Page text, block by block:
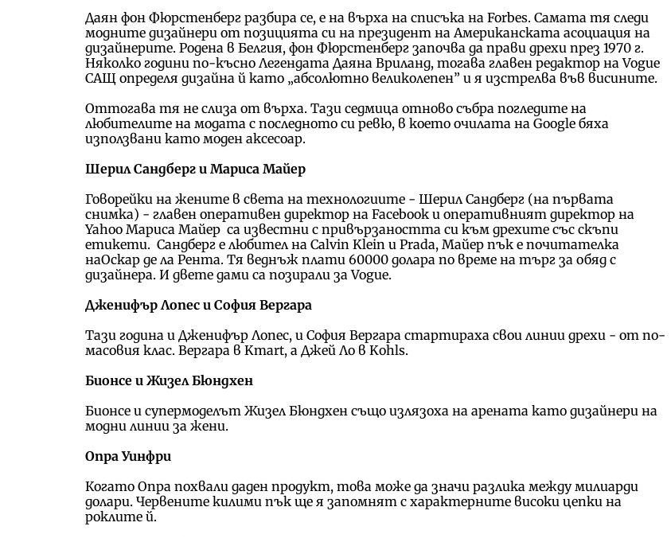
Даян фон Фюрстенберг разбира се, е на върха на списъка на Forbes. Самата тя следи
модните дизайнери от позицията си на президент на Американската асоциация на
дизайнерите. Родена в Белгия, фон Фюрстенберг започва да прави дрехи през 1970 г.
Няколко години по-късно Легендата Даяна Вриланд, тогава главен редактор на Vogue
САЩ определя дизайна й като „абсолютно великолепен” и я изстрелва във висините.
Оттогава тя не слиза от върха. Тази седмица отново събра погледите на
любителите на модата с последното си ревю, в което очилата на Google бяха
използвани като моден аксесоар.
Шерил Сандберг и Мариса Майер
Говорейки на жените в света на технологиите - Шерил Сандберг (на първата
снимка) - главен оперативен директор на Facebook и оперативният директор на
Yahoo Мариса Майер са известни с привързаността си към дрехите със скъпи
етикети. Сандберг е любител на Calvin Klein и Prada, Майер пък е почитателка
наОскар де ла Рента. Тя веднъж плати 60000 долара по време на търг за обяд с
дизайнера. И двете дами са позирали за Vogue.
Дженифър Лопес и София Вергара
Тази година и Дженифър Лопес, и София Вергара стартираха свои линии дрехи - от по-
масовия клас. Вергара в Kmart, a Джей Ло в Kohls.
Бионсе и Жизел Бюндхен
Бионсе и супермоделът Жизел Бюндхен също излязоха на арената като дизайнери на
модни линии за жени.
Опра Уинфри
Когато Опра похвали даден продукт, това може да значи разлика между милиарди
долари. Червените килими пък ще я запомнят с характерните високи цепки на
роклите й.